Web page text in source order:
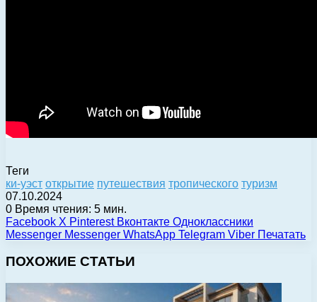
Теги
ки-уэст открытие путешествия тропического туризм
07.10.2024
0 Время чтения: 5 мин.
Facebook X Pinterest Вконтакте Одноклассники
Messenger Messenger WhatsApp Telegram Viber Печатать
ПОХОЖИЕ СТАТЬИ